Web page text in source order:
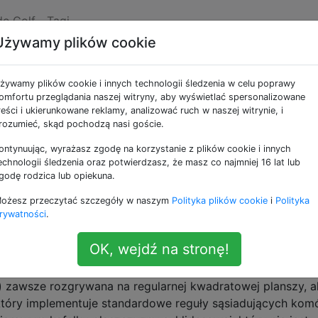
Golf Tagi
jako cellular-
takie jak Gra w życie Conwaya.
w grze Conwaya Game of Life
w żadnym wypadku nie daje łatwej odpowiedzi,
istnieją konstrukcje takie jak metapiksel, które
innego systemu reguł Game-of-Life. Ponadto
zadaniem jest zbudowanie automatu …
poza regularną siatką
rozgrywana na regularnej kwadratowej planszy,
implementuje standardowe reguły sąsiadujących
plików cookie
plików cookie i innych technologii śledzenia w celu poprawy
przeglądania naszej witryny, aby wyświetlać spersonalizowane
i ukierunkowane reklamy, analizować ruch w naszej witrynie, i
skąd pochodzą nasi goście.
wyrażasz zgodę na korzystanie z plików cookie i innych
śledzenia oraz potwierdzasz, że masz co najmniej 16 lat lub
rodzica lub opiekuna.
przeczytać szczegóły w naszym Polityka plików cookie i Polityka
.
OK, wejdź na stronę!